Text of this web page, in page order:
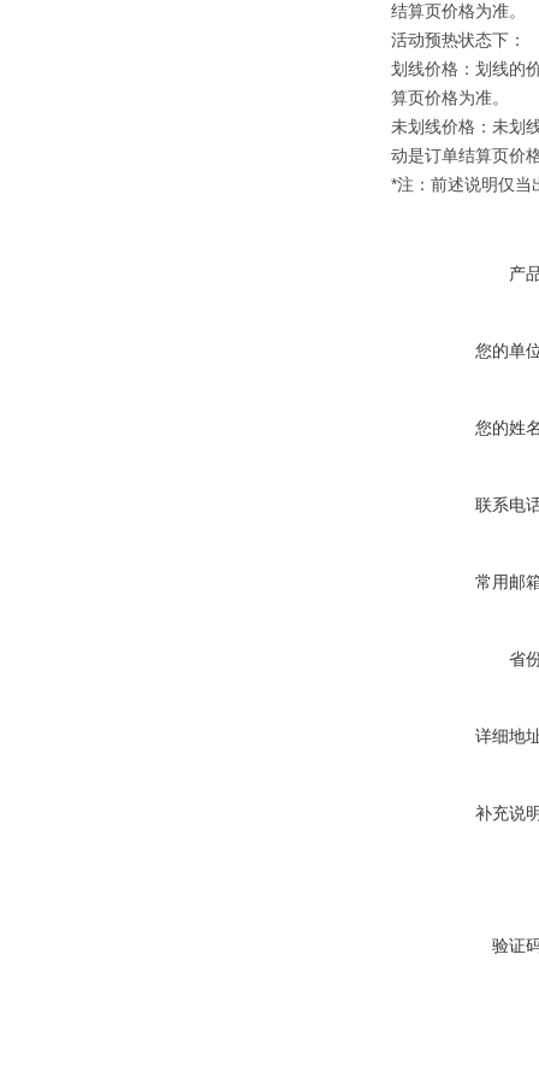
结算页价格为准。
活动预热状态下：
划线价格：划线的
算页价格为准。
未划线价格：未划
动是订单结算页价
*注：前述说明仅当
产
您的单
您的姓
联系电
常用邮
省
详细地
补充说
验证